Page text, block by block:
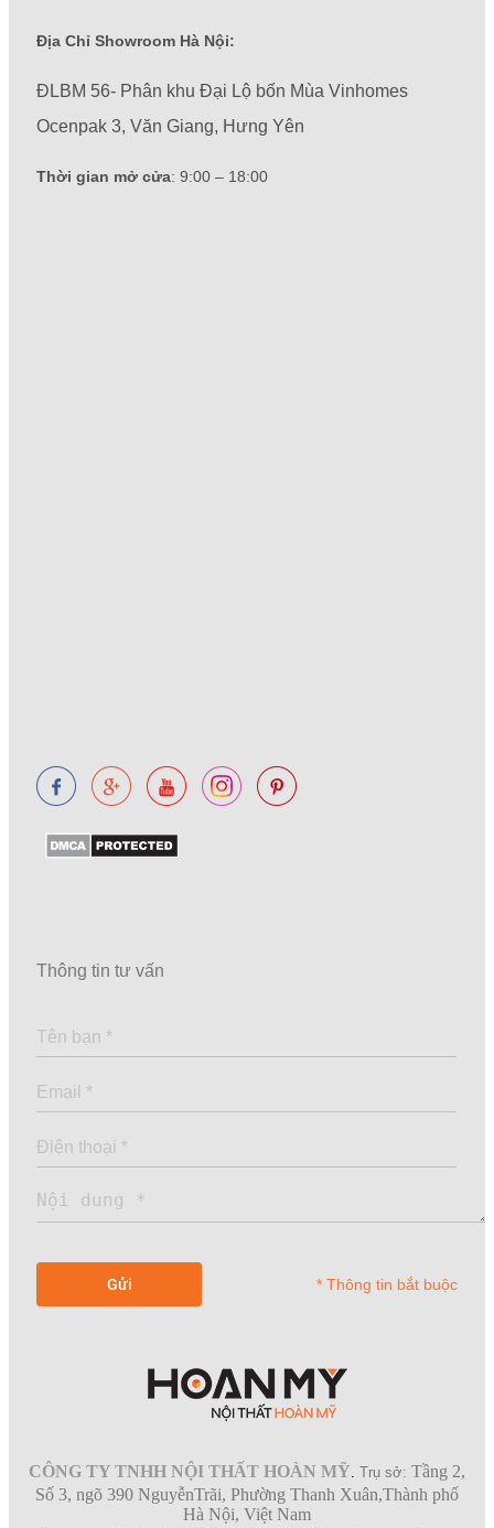
Địa Chỉ Showroom Hà Nội:
ĐLBM 56- Phân khu Đại Lộ bốn Mùa Vinhomes
Ocenpak 3, Văn Giang, Hưng Yên
Thời gian mở cửa: 9:00 – 18:00
Thông tin tư vấn
* Thông tin bắt buộc
CÔNG TY TNHH NỘI THẤT HOÀN MỸ Trụ sở: Tầng 2,
Số 3, ngõ 390 NguyễnTrãi, Phường Thanh Xuân,Thành phố
Hà Nội, Việt Nam